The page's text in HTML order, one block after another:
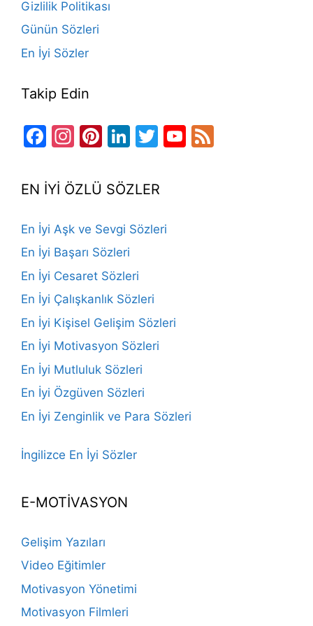
Gizlilik Politikası
Günün Sözleri
En İyi Sözler
Takip Edin
Facebook
Instagram
Pinterest
LinkedIn
TwitterYouTube
EN İYİ ÖZLÜ SÖZLER
En İyi Aşk ve Sevgi Sözleri
En İyi Başarı Sözleri
En İyi Cesaret Sözleri
En İyi Çalışkanlık Sözleri
En İyi Kişisel Gelişim Sözleri
En İyi Motivasyon Sözleri
En İyi Mutluluk Sözleri
En İyi Özgüven Sözleri
En İyi Zenginlik ve Para Sözleri
İngilizce En İyi Sözler
E-MOTİVASYON
Gelişim Yazıları
Video Eğitimler
Motivasyon Yönetimi
Motivasyon Filmleri